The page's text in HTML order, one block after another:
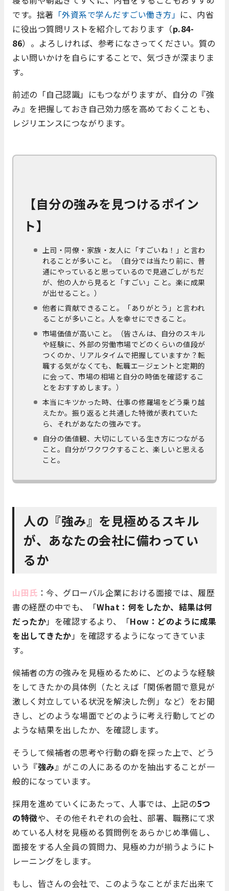
です。拙著 「外資系で学んだすごい働き方」 に、内省
に役出つ質問リストを紹介しております（p.84-
86）。よろしければ、参考になさってください。質の
よい問いかけを自らにすることで、気づきが深まりま
す。
前述の「自己認識」にもつながりますが、自分の『強
み』を把握しておき自己効力感を高めておくことも、
レジリエンスにつながります。
【自分の強みを見つけるポイン
ト】
上司・同僚・家族・友人に「すごいね！」と言わ
れることが多いこと。（自分では当たり前に、普
通にやっていると思っているので見過ごしがちだ
が、他の人から見ると「すごい」こと。楽に成果
が出せること。）
他者に貢献できること。「ありがとう」と言われ
ることが多いこと。人を幸せにできること。
市場価値が高いこと。（皆さんは、自分のスキル
や経験に、外部の労働市場でどのくらいの値段が
つくのか、リアルタイムで把握していますか？転
職する気がなくても、転職エージェントと定期的
に会って、市場の相場と自分の時価を確認するこ
とをおすすめします。）
本当にキツかった時、仕事の修羅場をどう乗り越
えたか。振り返ると共通した特徴が表れていた
ら、それがあなたの強みです。
自分の価値観、大切にしている生き方につながる
こと。自分がワクワクすること、楽しいと思える
こと。
人の『強み』を見極めるスキル
が、あなたの会社に備わってい
るか
山田氏 ：今、グローバル企業における面接では、履歴
書の経歴の中でも、「What：何をしたか、結果は何
だったか」を確認するより、「How：どのように成果
を出してきたか」を確認するようになってきていま
す。
候補者の方の強みを見極めるために、どのような経験
をしてきたかの具体例（たとえば「関係者間で意見が
激しく対立している状況を解決した例」など）をお聞
きし、どのような場面でどのように考え行動してどの
ような結果を出したか、を確認します。
そうして候補者の思考や行動の癖を探った上で、どう
いう『強み』がこの人にあるのかを抽出することが一
般的になっています。
採用を進めていくにあたって、人事では、上記の5つ
の特徴や、その他それぞれの会社、部署、職務にて求
めている人材を見極める質問例をあらかじめ準備し、
面接をする人全員の質問力、見極め力が揃うようにト
レーニングをします。
もし、皆さんの会社で、このようなことがまだ出来て